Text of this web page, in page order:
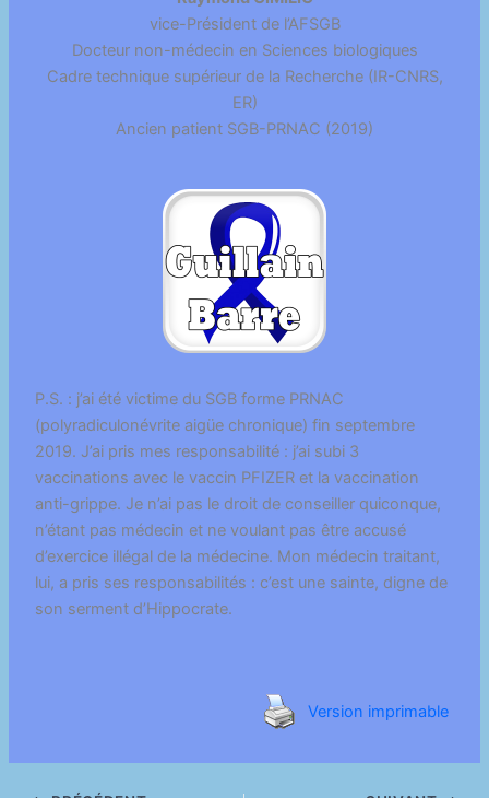
vice-Président de l’AFSGB
Docteur non-médecin en Sciences biologiques
Cadre technique supérieur de la Recherche (IR-CNRS,
ER)
Ancien patient SGB-PRNAC (2019)
P.S. : j’ai été victime du SGB forme PRNAC
(polyradiculonévrite aigüe chronique) fin septembre
2019. J’ai pris mes responsabilité : j’ai subi 3
vaccinations avec le vaccin PFIZER et la vaccination
anti-grippe. Je n’ai pas le droit de conseiller quiconque,
n’étant pas médecin et ne voulant pas être accusé
d’exercice illégal de la médecine. Mon médecin traitant,
lui, a pris ses responsabilités : c’est une sainte, digne de
son serment d’Hippocrate.
Version imprimable